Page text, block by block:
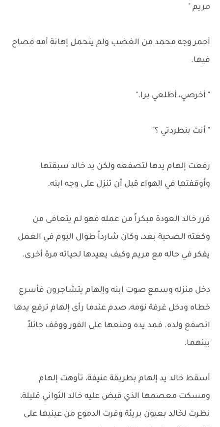
مريم "
أحمر وجه محمد من الغضب ولم يتحمل إهانة أمه فصاح
فيها.
" أخرصي، أطلعي برا."
" أنت بنطردتي ؟"
رفعت إلهام يدها لتصفعه ولكن يد خالد سبقتها
وأوقفتها في الهواء قبل أن تنزل على وجه ابنه.
قرر خالد العودة مبكراً من عمله فهو لم يتعافى من
وكعته الصحية بعد، وكان شارداً طوال اليوم في العمل
يفكر في حاله مع مريم وكيف يعيدها لحياته مرة أخرى.
دخل منزله وسمع صوت ابنه وإلهام يتشاجرون فأسرع
خطاه ودخل غرفة نومه، صدم عندما رأى إلهام ترفع يدها
اتصفع ولده. فمد يده ومنعها على الفور ووقف حائلاً
بينهما.
أسقط خالد يد إلهام بطريقة عنيفة، تأوهت إلهام
ومسكت معصمها الذي قبض عليه خالد الثواني قليلة،
نظرت لخالد بعيون بريئة وفرت الدموع من عينيها على